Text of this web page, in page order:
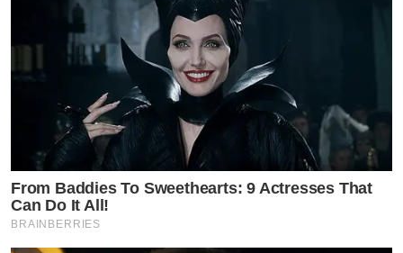
From Baddies To Sweethearts: 9 Actresses That
Can Do It All!
BRAINBERRIES